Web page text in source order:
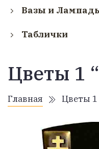
Вазы и
Таблички
Цветы 1
Главная Цветы 1